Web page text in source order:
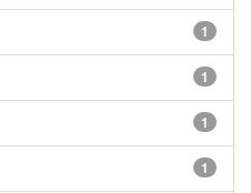
1
1
1
1